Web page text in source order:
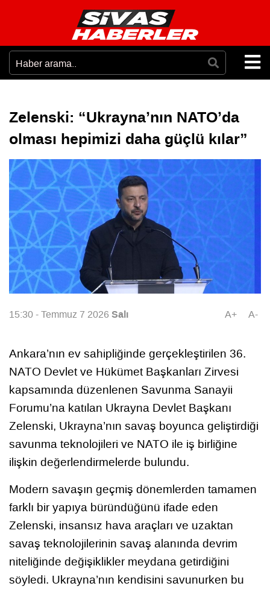
Zelenski: “Ukrayna’nın NATO’da
olması hepimizi daha güçlü kılar”
15:30 - Temmuz 7 2026 Salı A+ A-
Ankara’nın ev sahipliğinde gerçekleştirilen 36.
NATO Devlet ve Hükümet Başkanları Zirvesi
kapsamında düzenlenen Savunma Sanayii
Forumu’na katılan Ukrayna Devlet Başkanı
Zelenski, Ukrayna’nın savaş boyunca geliştirdiği
savunma teknolojileri ve NATO ile iş birliğine
ilişkin değerlendirmelerde bulundu.
Modern savaşın geçmiş dönemlerden tamamen
farklı bir yapıya büründüğünü ifade eden
Zelenski, insansız hava araçları ve uzaktan
savaş teknolojilerinin savaş alanında devrim
niteliğinde değişiklikler meydana getirdiğini
söyledi. Ukrayna’nın kendisini savunurken bu